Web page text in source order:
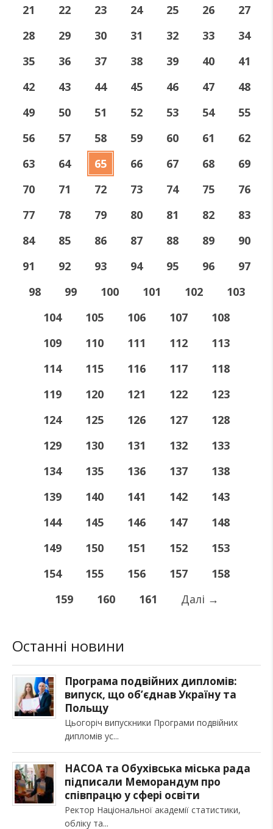
21
22 23 24 25 26
27
28
29 30 31 32 33
34
35
36 37 38 39 40
41
42
43 44 45 46 47
48
49
50 51 52 53 54
55
56
57 58 59 60 61
62
63
64 65 66 67 68
69
70
71 72 73 74 75
76
77
78 79 80 81 82
83
84
85 86 87 88 89
90
91
92 93 94 95 96
97
98
99 100 101 102
103
104
105 106 107
108
109
110 111 112
113
114
115 116 117
118
119
120 121 122
123
124
125 126 127
128
129
130 131 132
133
134
135 136 137
138
139
140 141 142
143
144
145 146 147
148
149
150 151 152
153
154
155 156 157
158
159
160 161 Далі →
Останні новини
Програма подвійних дипломів:
випуск, що об’єднав Україну та
Польщу
Цьогоріч випускники Програми подвійних
дипломів ус
НАСОА та Обухівська міська рада
підписали Меморандум про
співпрацю у сфері освіти
Ректор Національної академії статистики,
обліку та